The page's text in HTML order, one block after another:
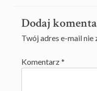
Dodaj
Twój adres e-mail
Komentarz*